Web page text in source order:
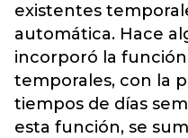
existentes
automática. Hace
incorporó la
temporales, con la
tiempos de días
esta función, se